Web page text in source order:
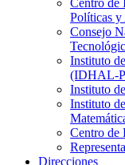
Centro de
Políticas
Consejo
Instituto
(IDHAL-
Instituto
Instituto
Centro de
Direcciones